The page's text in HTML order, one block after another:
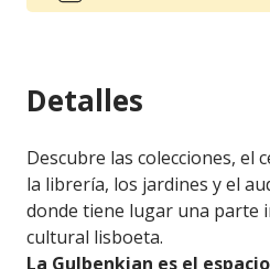
Detalles
Descubre las colecciones, el
la librería, los jardines y el
donde tiene lugar una parte
cultural lisboeta.
La Gulbenkian es el